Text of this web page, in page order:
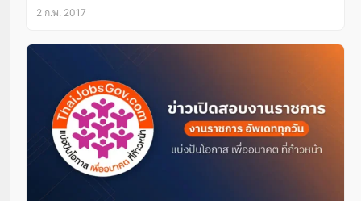
2 ก.พ. 2017